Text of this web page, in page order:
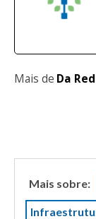
Mais de Da
Mais sobre: